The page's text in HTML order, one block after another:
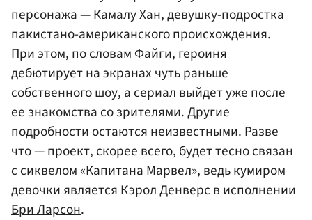
персонажа — Камалу Хан, девушку-подростка
пакистано-американского происхождения.
При этом, по словам Файги, героиня
дебютирует на экранах чуть раньше
собственного шоу, а сериал выйдет уже после
ее знакомства со зрителями. Другие
подробности остаются неизвестными. Разве
что — проект, скорее всего, будет тесно связан
с сиквелом «Капитана Марвел», ведь кумиром
девочки является Кэрол Денверс в исполнении
Бри Ларсон.